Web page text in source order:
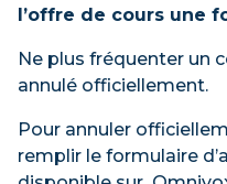
l’offre de cours une
Ne plus fréquenter un
annulé officiellement.
Pour annuler
remplir le formulaire